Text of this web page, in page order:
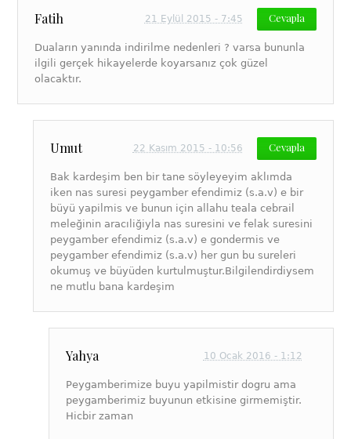
Fatih Cevapla
21 Eylül 2015 - 7:45
Duaların yanında indirilme nedenleri ? varsa bununla
ilgili gerçek hikayelerde koyarsanız çok güzel
olacaktır.
Umut Cevapla
22 Kasım 2015 - 10:56
Bak kardeşim ben bir tane söyleyeyim aklımda
iken nas suresi peygamber efendimiz (s.a.v) e bir
büyü yapilmis ve bunun için allahu teala cebrail
meleğinin aracıliğiyla nas suresini ve felak suresini
peygamber efendimiz (s.a.v) e gondermis ve
peygamber efendimiz (s.a.v) her gun bu sureleri
okumuş ve büyüden kurtulmuştur.Bilgilendirdiysem
ne mutlu bana kardeşim
Yahya 10 Ocak 2016 - 1:12
Peygamberimize buyu yapilmistir dogru ama
peygamberimiz buyunun etkisine girmemiştir.
Hicbir zaman